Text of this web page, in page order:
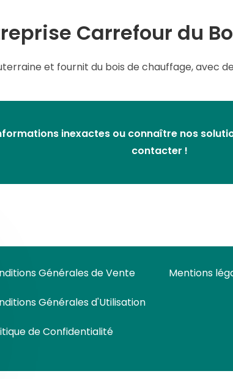
Carrefour du
et fournit du bois de chauffage, avec
inexactes ou connaître nos
contacter !
Générales de Vente
Générales d'Utilisation
de Confidentialité
Mentions